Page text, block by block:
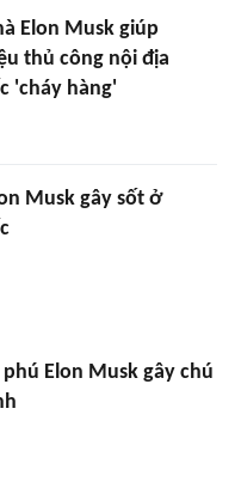
Elon Musk giúp
thủ công nội địa
'cháy hàng'
Musk gây sốt ở
Elon Musk gây chú